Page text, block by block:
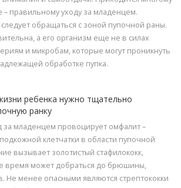
– правильному уходу за младенцем.
обращаться с зоной пупочной раны.
а его организм еще не в силах
и микробам, которые могут проникнуть
обработке пупка.
ребенка нужно тщательно
ранку
младенцем провоцирует омфалит –
клетчатки в области пупочной
вызывает золотистый стафилококк,
время может добраться до брюшины,
Не менее опасными являются стрептококки